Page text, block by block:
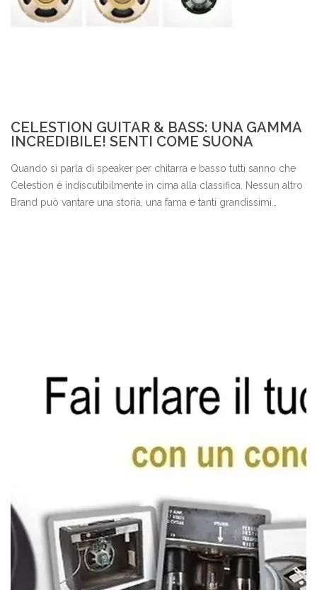
CELESTION GUITAR & BASS: UNA GAMMA
INCREDIBILE! SENTI COME SUONA
Quando si parla di speaker per chitarra e basso tutti sanno che
Celestion è indiscutibilmente in cima alla classifica. Nessun altro
Brand può vantare una storia, una fama e tanti grandissimi